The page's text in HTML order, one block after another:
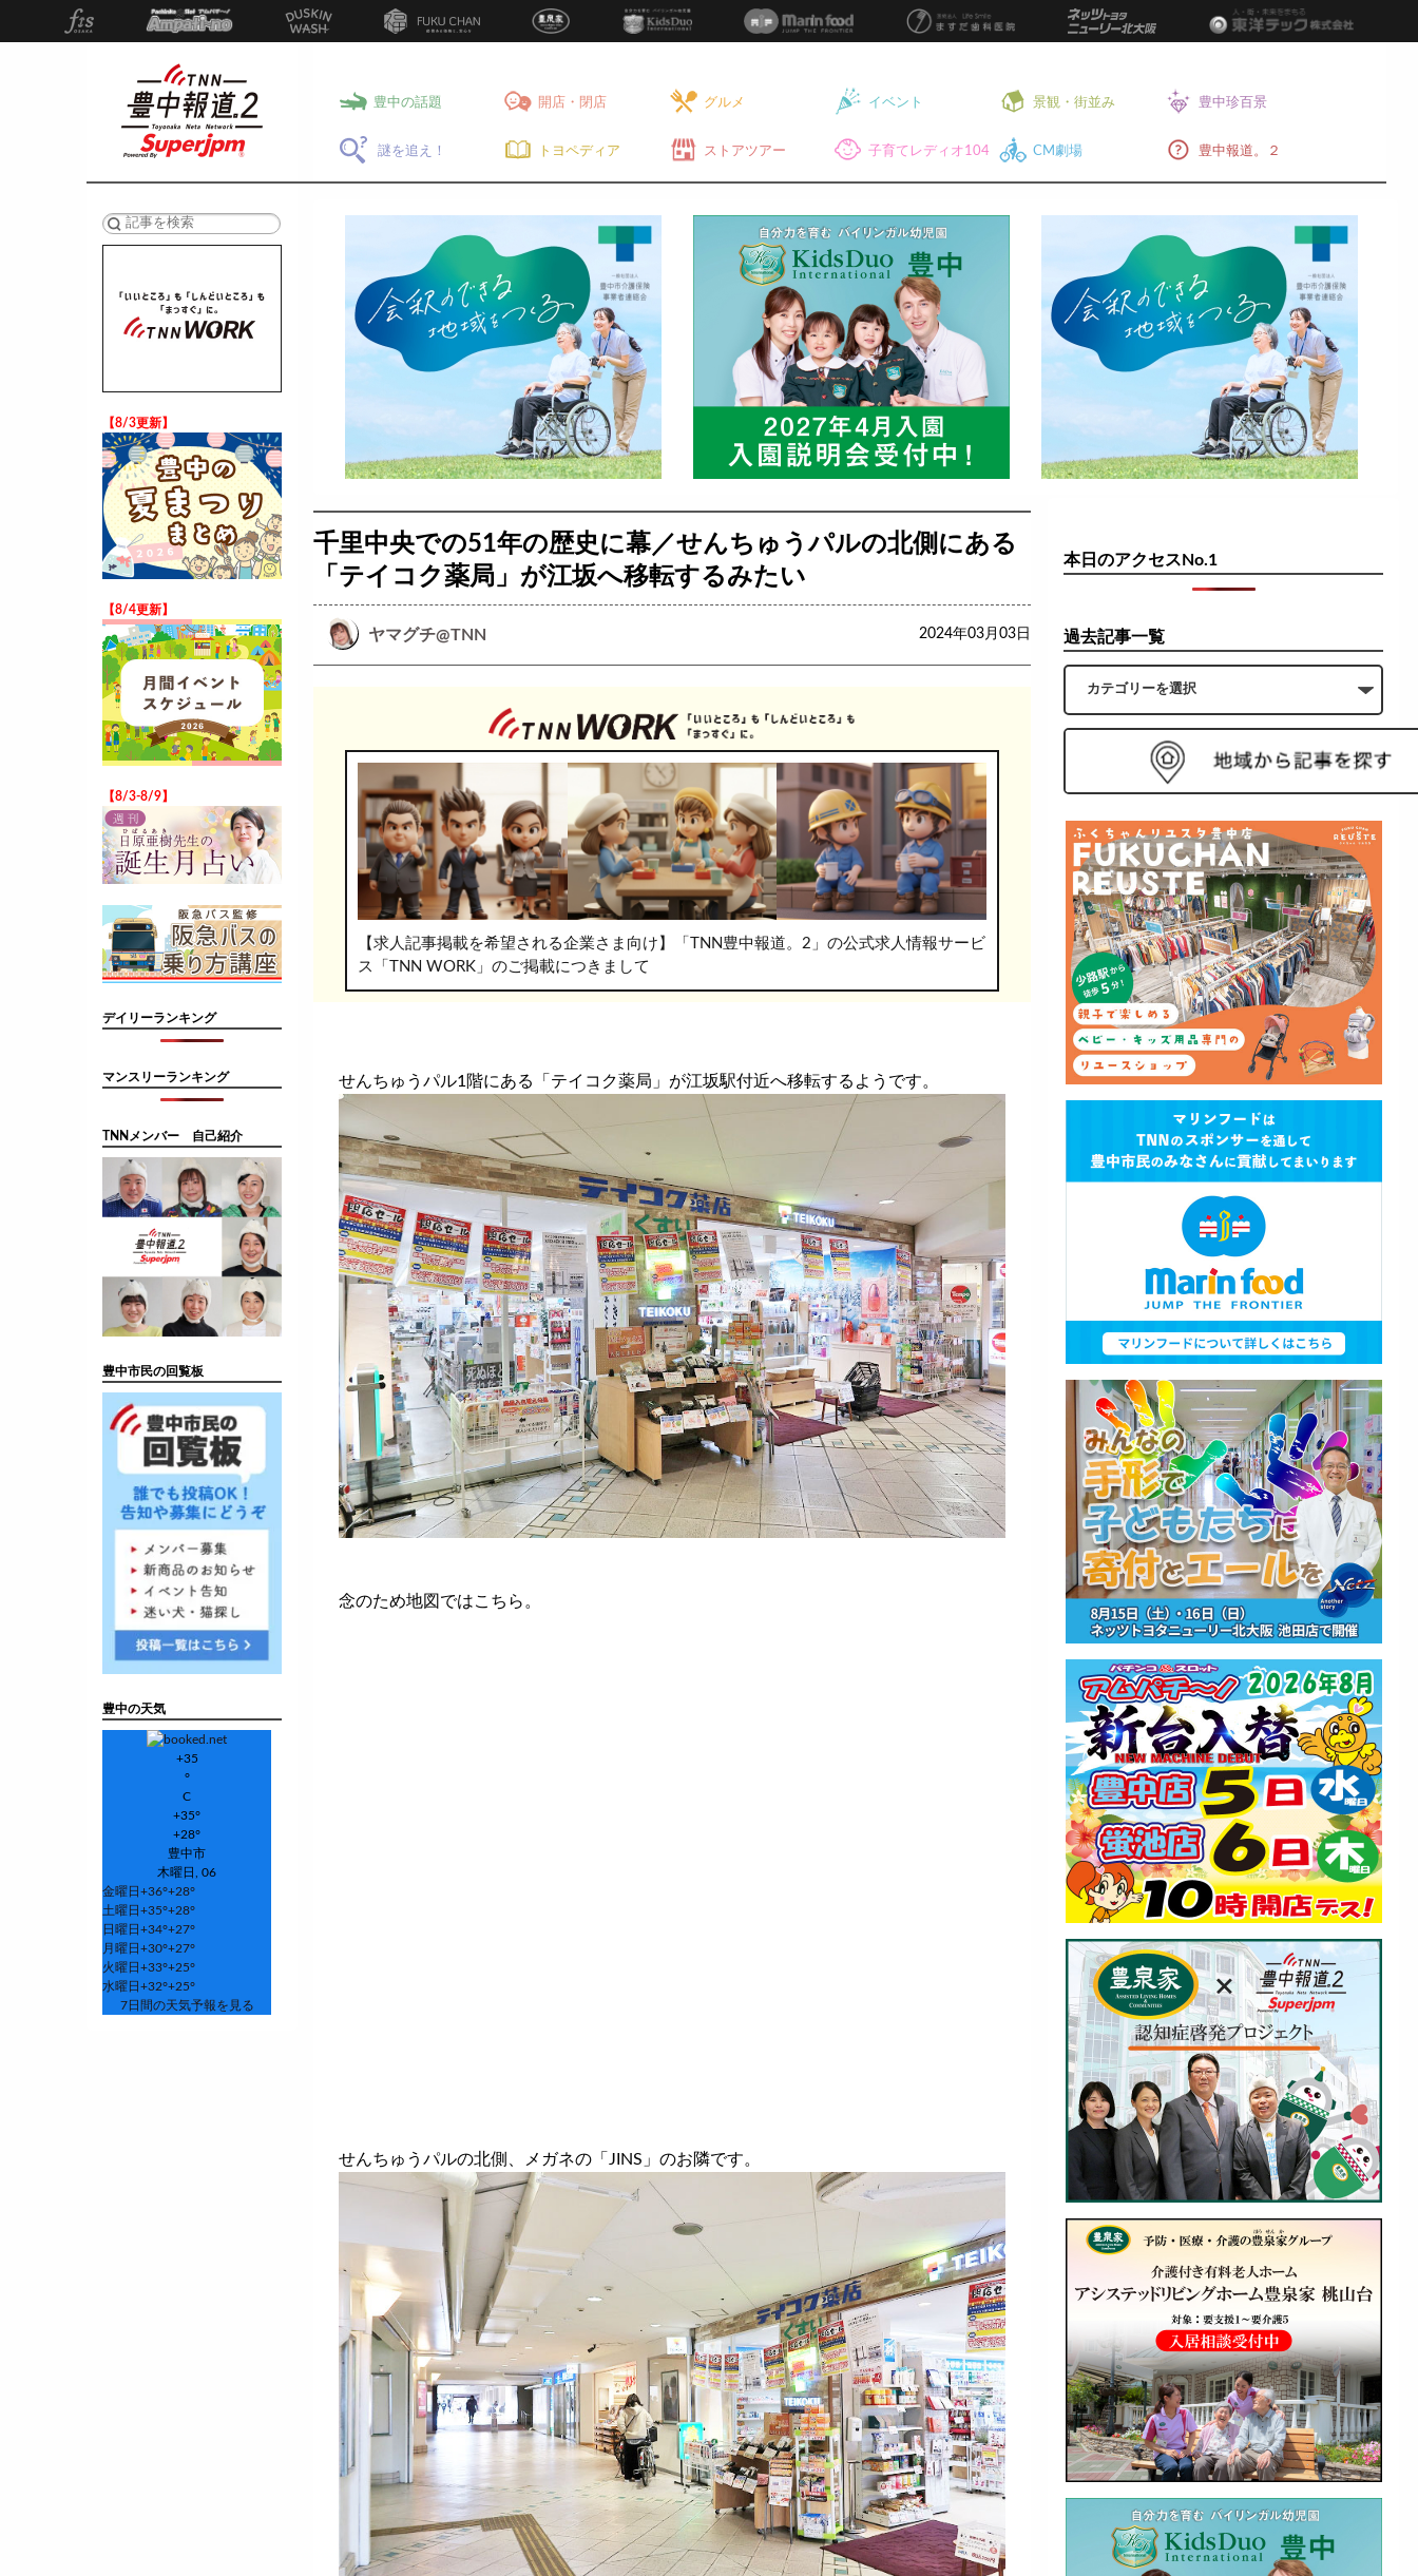
豊中の話題 開店・閉店 グルメ イベント 景観・街並み 豊中珍百景
謎を追え！ トヨペディア ストアツアー 子育てレディオ104 CM劇場 豊中報道。２
千里中央での51年の歴史に幕／せんちゅうパルの北側にある
「テイコク薬局」が江坂へ移転するみたい
ヤマグチ@TNN 2024年03月03日
【求人記事掲載を希望される企業さま向け】「TNN豊中報道。2」の公式求人情報サービ
ス「TNN WORK」のご掲載につきまして
せんちゅうパル1階にある「テイコク薬局」が江坂駅付近へ移転するようです。
念のため地図ではこちら。
せんちゅうパルの北側、メガネの「JINS」のお隣です。
【8/3更新】
【8/4更新】
【8/3-8/9】
デイリーランキング
マンスリーランキング
TNNメンバー 自己紹介
豊中市民の回覧板
豊中の天気
+35
°
C
+35°
+28°
豊中市
木曜日, 06
金曜日 +36°+28°
土曜日 +35°+28°
日曜日 +34°+27°
月曜日 +30°+27°
火曜日 +33°+25°
水曜日 +32°+25°
7日間の天気予報を見る
本日のアクセスNo.1
過去記事一覧